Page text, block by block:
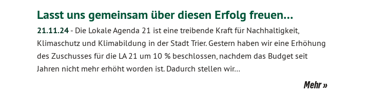
Lasst uns gemeinsam über diesen Erfolg freuen…
21.11.24 - Die Lokale Agenda 21 ist eine treibende Kraft für Nachhaltigkeit,
Klimaschutz und Klimabildung in der Stadt Trier. Gestern haben wir eine Erhöhung
des Zuschusses für die LA 21 um 10 % beschlossen, nachdem das Budget seit
Jahren nicht mehr erhöht worden ist. Dadurch stellen wir…
Mehr